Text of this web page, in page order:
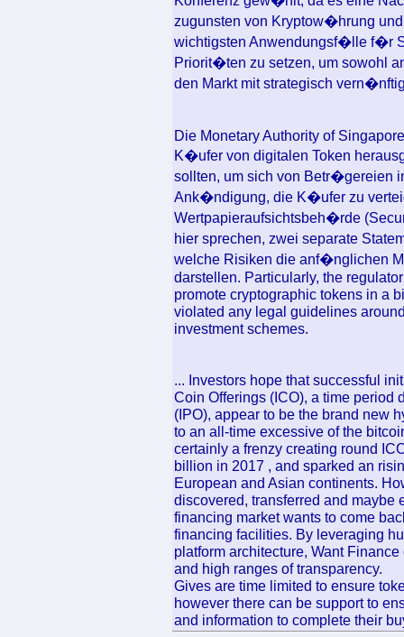
zugunsten von Kryptow�hrung
wichtigsten Anwendungsf�lle f�r
Priorit�ten zu setzen, um sowohl
den Markt mit strategisch
Die Monetary Authority of
K�ufer von digitalen Token
sollten, um sich von Betr�gereien
Ank�ndigung, die K�ufer zu
Wertpapieraufsichtsbeh�rde
hier sprechen, zwei separate
welche Risiken die anf�nglichen
darstellen. Particularly, the
promote cryptographic tokens in a
violated any legal guidelines
investment schemes.
... Investors hope that successful
Coin Offerings (ICO), a time period
(IPO), appear to be the brand new
to an all-time excessive of the
certainly a frenzy creating round
billion in 2017 , and sparked an
European and Asian continents.
discovered, transferred and maybe
financing market wants to come
financing facilities. By leveraging
platform architecture, Want
and high ranges of transparency.
Gives are time limited to ensure
however there can be support to
and information to complete their